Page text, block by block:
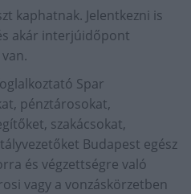
kaphatnak. Jelentkezni is
akár interjúidőpont
Spar
pénztárosokat,
szakácsokat,
Budapest egész
és végzettségre való
vagy a vonzáskörzetben